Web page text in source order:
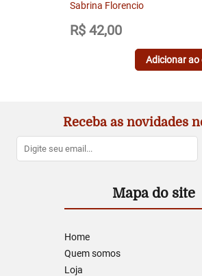
Sabrina Florencio
R$ 42,00
Adicionar ao
Receba as novidades
Mapa do site
Home
Quem somos
Loja